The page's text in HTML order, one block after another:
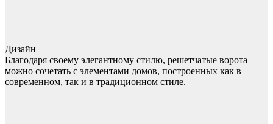
Дизайн
Благодаря своему элегантному стилю, решетчатые ворота
можно сочетать с элементами домов, построенных как в
современном, так и в традиционном стиле.